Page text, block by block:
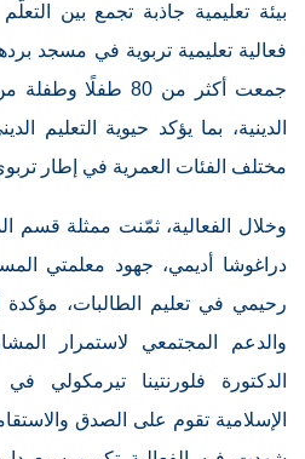
بيئة تعليمية جاذبة تجمع بين
فعالية تعليمية تربوية في مسجد
جمعت أكثر من 80
الدينية، بما يؤكد حيوية التعليم
مختلف الفئات العمرية في إطار
وخلال الفعالية، ثمّنت ممثلة قسم
دراغوشا أديمي، جهود معلمتي
رحيمي في تعليم الطالبات، مؤكدة
والدعم المجتمعي لاستمرار
الدكتورة فلورنتينا تيرمكولي
الإسلامية تقوم على الصدق